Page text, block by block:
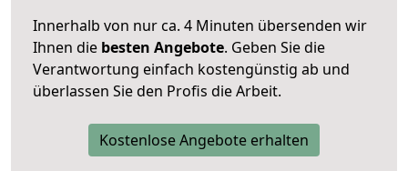
Innerhalb von nur ca. 4 Minuten übersenden wir
Ihnen die besten Angebote. Geben Sie die
Verantwortung einfach kostengünstig ab und
überlassen Sie den Profis die Arbeit.
Kostenlose Angebote erhalten